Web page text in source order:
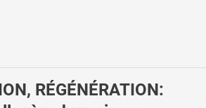
RÉGÉNÉRATION: